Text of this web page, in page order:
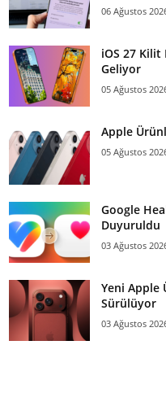
06 Ağustos
iOS 27 Kilit
Geliyor
05 Ağustos
Apple
05 Ağustos
Google
Duyuruldu
03 Ağustos
Yeni Apple
Sürülüyor
03 Ağustos